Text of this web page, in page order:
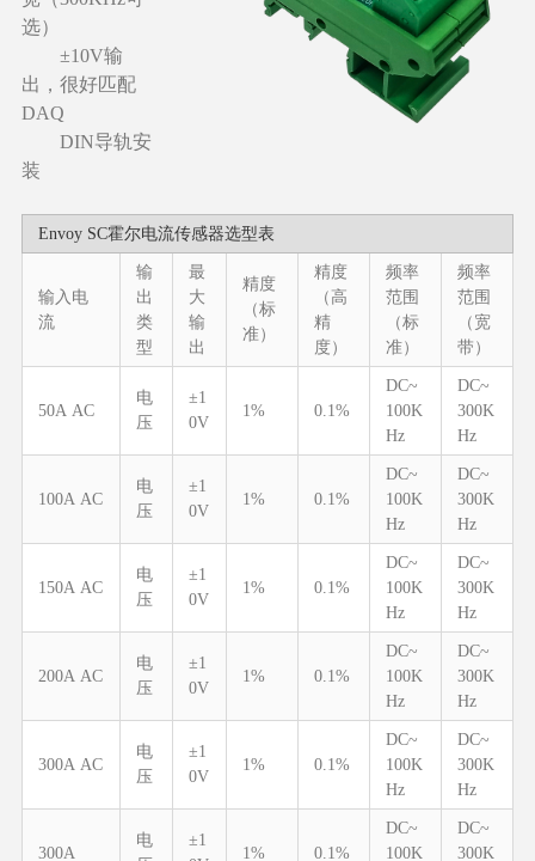
选）
±10V输
出，很好匹配
DAQ
DIN导轨安
装
Envoy SC霍尔电流传感器选型表
输入电
流
输
出
类
型
最
大
输
出
精度
（标
准）
精度
（高
精
度）
频率
范围
（标
准）
频率
范围
（宽
带）
50A AC
电
压
±1
0V
1% 0.1%
DC~
100K
Hz
DC~
300K
Hz
100A AC
电
压
±1
0V
1% 0.1%
DC~
100K
Hz
DC~
300K
Hz
150A AC
电
压
±1
0V
1% 0.1%
DC~
100K
Hz
DC~
300K
Hz
200A AC
电
压
±1
0V
1% 0.1%
DC~
100K
Hz
DC~
300K
Hz
300A AC
电
压
±1
0V
1% 0.1%
DC~
100K
Hz
DC~
300K
Hz
300A
电
±1
1% 0.1%
DC~
100K
DC~
300K